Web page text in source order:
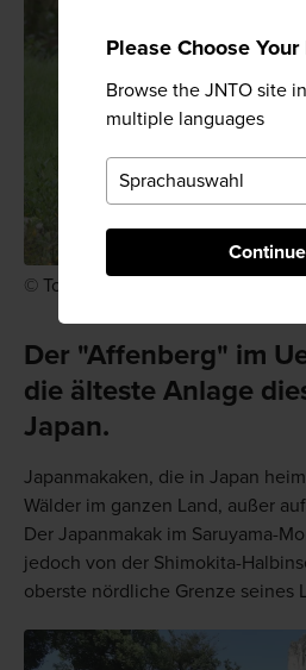
Please Choose
Browse the JNTO site
multiple languages
Continue
© Tokyo Zoological Park Society
Der "Affenberg" im
die älteste Anlage
Japan.
Japanmakaken, die in Japan
Wälder im ganzen Land, außer
Der Japanmakak im Saruyama-
jedoch von der Shimokita-
oberste nördliche Grenze seines